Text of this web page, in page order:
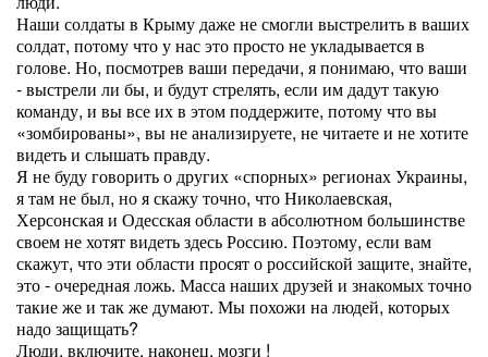
Наши солдаты в Крыму даже не смогли выстрелить в ваших
солдат, потому что у нас это просто не укладывается в
голове. Но, посмотрев ваши передачи, я понимаю, что ваши
- выстрели ли бы, и будут стрелять, если им дадут такую
команду, и вы все их в этом поддержите, потому что вы
«зомбированы», вы не анализируете, не читаете и не хотите
видеть и слышать правду.
Я не буду говорить о других «спорных» регионах Украины,
я там не был, но я скажу точно, что Николаевская,
Херсонская и Одесская области в абсолютном большинстве
своем не хотят видеть здесь Россию. Поэтому, если вам
скажут, что эти области просят о российской защите, знайте,
это - очередная ложь. Масса наших друзей и знакомых точно
такие же и так же думают. Мы похожи на людей, которых
надо защищать?
Люди, включите, наконец, мозги !